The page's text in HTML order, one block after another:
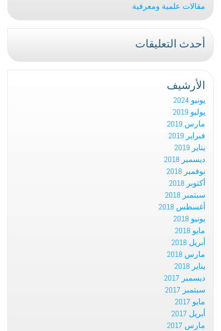
مقالات علمية ومعرفية
أحدث التعليقات
الأرشيف
يونيو 2024
يوليو 2019
مارس 2019
فبراير 2019
يناير 2019
ديسمبر 2018
نوفمبر 2018
أكتوبر 2018
سبتمبر 2018
أغسطس 2018
يونيو 2018
مايو 2018
أبريل 2018
مارس 2018
يناير 2018
ديسمبر 2017
سبتمبر 2017
مايو 2017
أبريل 2017
مارس 2017